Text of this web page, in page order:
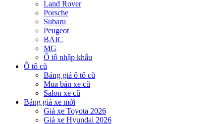
Land Rover
Porsche
Subaru
Peugeot
BAIC
MG
Ô tô nhập khẩu
Ô tô cũ
Bảng giá ô tô cũ
Mua bán xe cũ
Salon xe cũ
Bảng giá xe mới
Giá xe Toyota 2026
Giá xe Hyundai 2026